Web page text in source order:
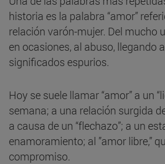
historia es la palabra “amor”
relación varón-mujer. Del mucho
en ocasiones, al abuso, llegando
significados espurios.
Hoy se suele llamar “amor” a un
semana; a una relación surgida
a causa de un “flechazo”; a un
enamoramiento; al ”amor libre,”
compromiso.